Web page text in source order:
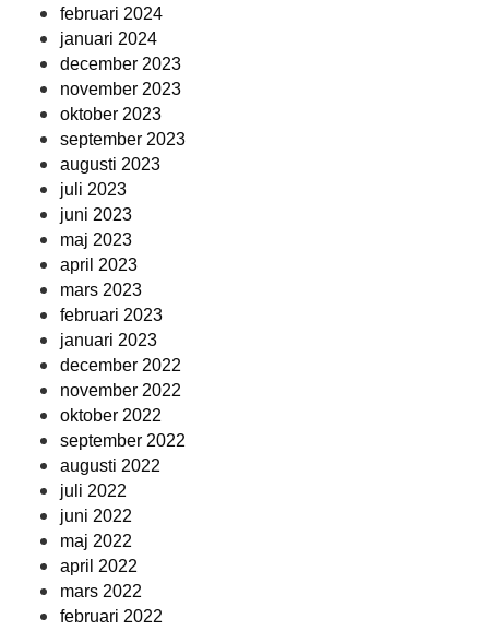
februari 2024
januari 2024
december 2023
november 2023
oktober 2023
september 2023
augusti 2023
juli 2023
juni 2023
maj 2023
april 2023
mars 2023
februari 2023
januari 2023
december 2022
november 2022
oktober 2022
september 2022
augusti 2022
juli 2022
juni 2022
maj 2022
april 2022
mars 2022
februari 2022